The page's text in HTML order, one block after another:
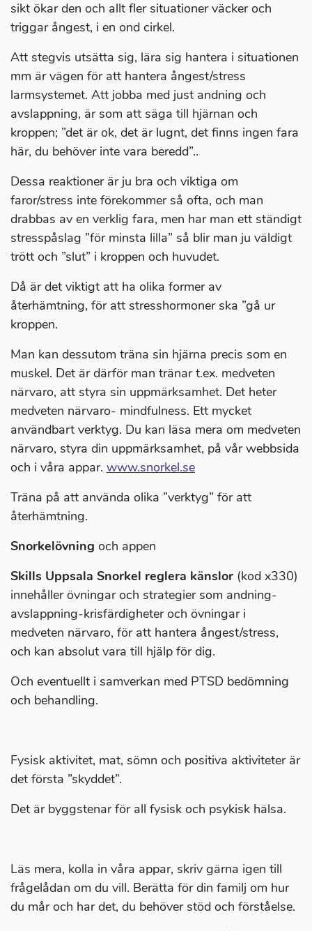
sikt ökar den och allt fler situationer väcker och
triggar ångest, i en ond cirkel.
Att stegvis utsätta sig, lära sig hantera i situationen
mm är vägen för att hantera ångest/stress
larmsystemet. Att jobba med just andning och
avslappning, är som att säga till hjärnan och
kroppen; ”det är ok, det är lugnt, det finns ingen fara
här, du behöver inte vara beredd”..
Dessa reaktioner är ju bra och viktiga om
faror/stress inte förekommer så ofta, och man
drabbas av en verklig fara, men har man ett ständigt
stresspåslag ”för minsta lilla” så blir man ju väldigt
trött och ”slut” i kroppen och huvudet.
Då är det viktigt att ha olika former av
återhämtning, för att stresshormoner ska ”gå ur
kroppen.
Man kan dessutom träna sin hjärna precis som en
muskel. Det är därför man tränar t.ex. medveten
närvaro, att styra sin uppmärksamhet. Det heter
medveten närvaro- mindfulness. Ett mycket
användbart verktyg. Du kan läsa mera om medveten
närvaro, styra din uppmärksamhet, på vår webbsida
och i våra appar. www.snorkel.se
Träna på att använda olika ”verktyg” för att
återhämtning.
Snorkelövning och appen
Skills Uppsala Snorkel reglera känslor (kod x330)
innehåller övningar och strategier som andning-
avslappning-krisfärdigheter och övningar i
medveten närvaro, för att hantera ångest/stress,
och kan absolut vara till hjälp för dig.
Och eventuellt i samverkan med PTSD bedömning
och behandling.
Fysisk aktivitet, mat, sömn och positiva aktiviteter är
det första ”skyddet”.
Det är byggstenar för all fysisk och psykisk hälsa.
Läs mera, kolla in våra appar, skriv gärna igen till
frågelådan om du vill. Berätta för din familj om hur
du mår och har det, du behöver stöd och förståelse.